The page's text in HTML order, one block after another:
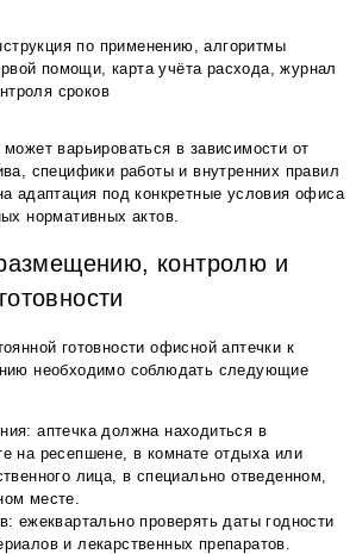
по применению, алгоритмы
помощи, карта учёта расхода, журнал
сроков
варьироваться в зависимости от
специфики работы и внутренних правил
адаптация под конкретные условия офиса
нормативных актов.
контролю и
готовности офисной аптечки к
необходимо соблюдать следующие
аптечка должна находиться в
на ресепшене, в комнате отдыха или
лица, в специально отведенном,
месте.
ежеквартально проверять даты годности
и лекарственных препаратов.